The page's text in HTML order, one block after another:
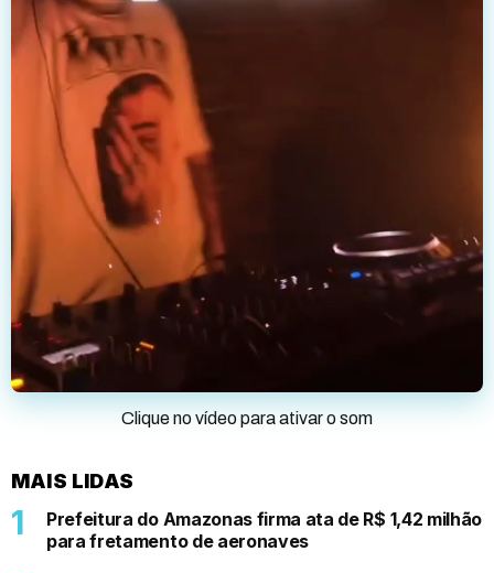
Clique no vídeo para ativar o som
MAIS LIDAS
Prefeitura do Amazonas firma ata de R$ 1,42 milhão
para fretamento de aeronaves